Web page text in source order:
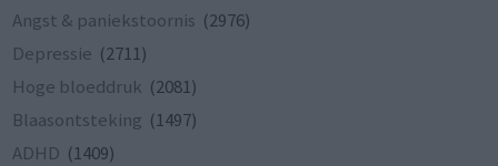
Angst & paniekstoornis (2976)
Depressie (2711)
Hoge bloeddruk (2081)
Blaasontsteking (1497)
ADHD (1409)